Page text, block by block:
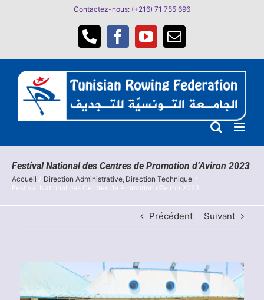
Contactez-nous: (+216) 71 755 696
Téléphone
Facebook
YouTube
Email
Festival National des Centres de Promotion d’Aviron 2023
Accueil Direction Administrative Direction Technique
Festival National des Centres de Promotion d’Aviron 2023
Précédent Suivant
l'image
agrandie